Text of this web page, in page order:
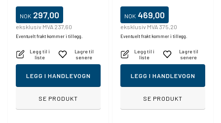
NOK 297,00
eksklusiv MVA 237,60
Eventuelt frakt kommer i tillegg.
Legg til i
liste
Lagre til
senere
LEGG I HANDLEVOGN
SE PRODUKT
NOK 469,00
eksklusiv MVA 375,20
Eventuelt frakt kommer i tillegg.
Legg til i
liste
Lagre til
senere
LEGG I HANDLEVOGN
SE PRODUKT